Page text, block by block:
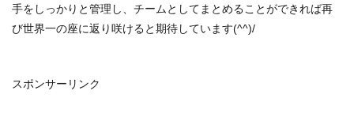
手をしっかりと管理し、チームとしてまとめることができれば再
び世界一の座に返り咲けると期待しています(^^)/
スポンサーリンク